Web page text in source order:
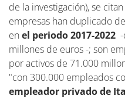
de la investigación), se
empresas han duplicado
en el periodo 2017-2022
millones de euros -; son
por activos de 71.000
"con 300.000 empleados
empleador privado de